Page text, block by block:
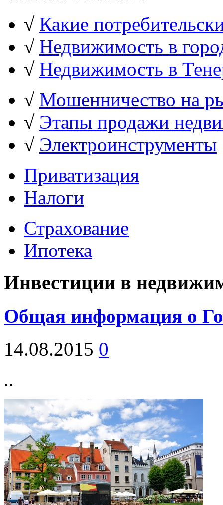
√ Какие
√ Недвижимость в
√ Недвижимость в
√ Мошенничество на
√ Этапы продажи
√ Электроинструменты
Приватизация
Налоги
Страхование
Ипотека
Инвестиции в
Общая информация о
14.08.2015 0
..